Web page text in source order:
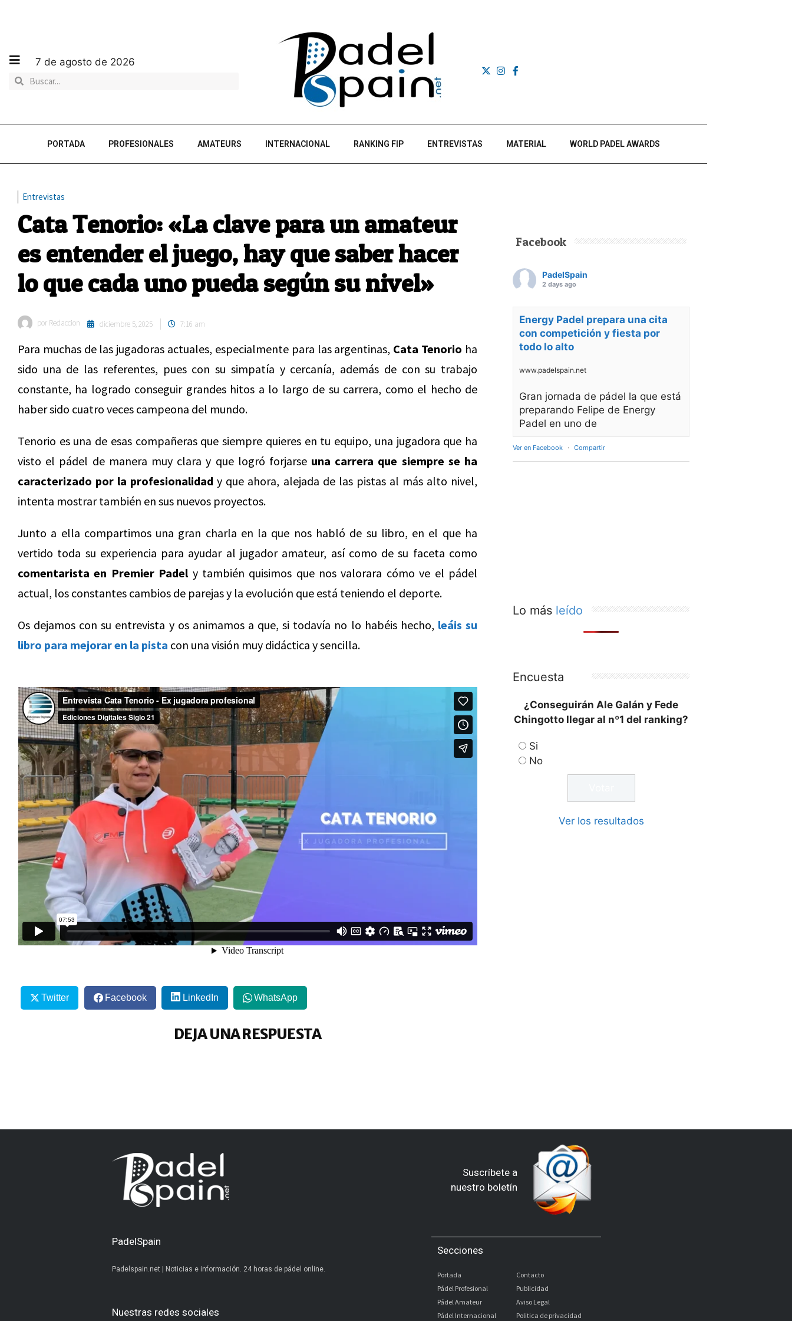
7 de agosto de 2026
PORTADA PROFESIONALES AMATEURS INTERNACIONAL RANKING FIP ENTREVISTAS MATERIAL WORLD PADEL AWARDS
Entrevistas
Cata Tenorio: «La clave para un amateur
es entender el juego, hay que saber hacer
lo que cada uno pueda según su nivel»
por Redaccion diciembre 5, 2025 7:16 am
Para muchas de las jugadoras actuales, especialmente para las argentinas, Cata Tenorio ha
sido una de las referentes, pues con su simpatía y cercanía, además de con su trabajo
constante, ha logrado conseguir grandes hitos a lo largo de su carrera, como el hecho de
haber sido cuatro veces campeona del mundo.
Tenorio es una de esas compañeras que siempre quieres en tu equipo, una jugadora que ha
visto el pádel de manera muy clara y que logró forjarse una carrera que siempre se ha
caracterizado por la profesionalidad y que ahora, alejada de las pistas al más alto nivel,
intenta mostrar también en sus nuevos proyectos.
Junto a ella compartimos una gran charla en la que nos habló de su libro, en el que ha
vertido toda su experiencia para ayudar al jugador amateur, así como de su faceta como
comentarista en Premier Padely también quisimos que nos valorara cómo ve el pádel
actual, los constantes cambios de parejas y la evolución que está teniendo el deporte.
Os dejamos con su entrevista y os animamos a que, si todavía no lo habéis hecho, leáis su
libro para mejorar en la pista con una visión muy didáctica y sencilla.
Twitter Facebook LinkedIn WhatsApp
DEJA UNA RESPUESTA
Facebook
PadelSpain
2 days ago
Energy Padel prepara una cita
con competición y fiesta por
todo lo alto
www.padelspain.net
Gran jornada de pádel la que está
preparando Felipe de Energy
Padel en uno de
Ver en Facebook · Compartir
Lo más leído
Encuesta
¿Conseguirán Ale Galán y Fede
Chingotto llegar al nº1 del ranking?
Si
No
Ver los resultados
Suscríbete a
nuestro boletín
PadelSpain
Padelspain.net | Noticias e información. 24 horas de pádel online.
Nuestras redes sociales
Secciones
Portada
Pádel Profesional
Pádel Amateur
Pádel Internacional
Contacto
Publicidad
Aviso Legal
Politica de privacidad